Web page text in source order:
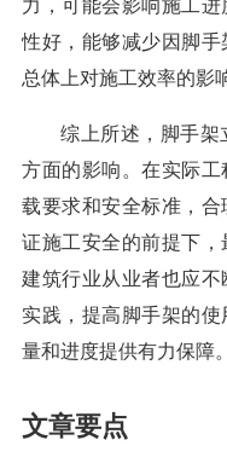
力，可能会影响施工
性好，能够减少因脚手
总体上对施工效率的影
综上所述，脚手架
方面的影响。在实际
载要求和安全标准，
证施工安全的前提下，
建筑行业从业者也应
实践，提高脚手架的
量和进度提供有力保障。
文章要点